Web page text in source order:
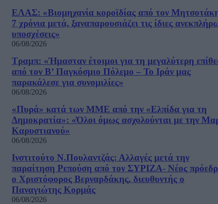
ΕΛΑΣ: «Βιομηχανία κοροϊδίας από τον
7 χρόνια μετά, ξαναπαρουσιάζει τις ίδιες
υποσχέσεις»
06/08/2026
Τραμπ: «Ήμασταν έτοιμοι για τη μεγαλύτερη
από τον Β’ Παγκόσμιο Πόλεμο – Το Ιράν μας
παρακάλεσε για συνομιλίες»
06/08/2026
«Πυρά» κατά των ΜΜΕ από την «Ελπίδα για τη
Δημοκρατία»: «Όλοι όμως ασχολούνται με την
Καρυστιανού»
06/08/2026
Ινστιτούτο Ν.Πουλαντζάς: Αλλαγές μετά την
παραίτηση Ρεπούση από τον ΣΥΡΙΖΑ- Νέος
ο Χριστόφορος Βερναρδάκης, διευθυντής ο
Παναγιώτης Κορμάς
06/08/2026